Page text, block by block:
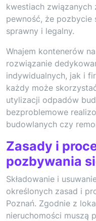
kwestiach związanych
pewność, że pozbycie
sprawny i legalny.
Wnajem kontenerów
rozwiązanie
indywidualnych, jak i
każdy może
utylizacji odpadów
bezproblemowe
budowlanych czy
Zasady i
pozbywania
Składowanie i
określonych zasad i
Poznań. Zgodnie z
nieruchomości muszą